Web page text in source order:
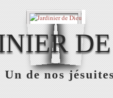
de nos